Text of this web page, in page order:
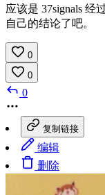
应该是 37signals 经
自己的结论了吧。
0
0
0
复制链接
编辑
删除